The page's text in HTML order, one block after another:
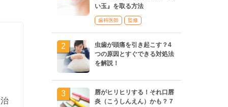
い玉』を取る方法
歯科医師 監修
虫歯が頭痛を引き起こす？4
つの原因とすぐできる対処法
を解説！
唇がヒリヒリする！それ口唇
炎（こうしんえん）かも？７